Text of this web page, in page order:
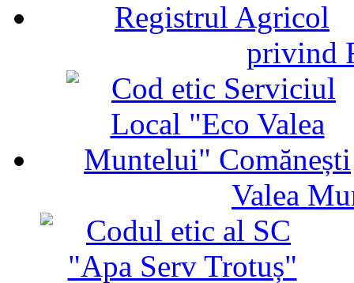
privind
Valea